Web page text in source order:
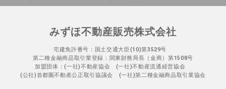
みずほ不動産販売株式会社
宅建免許番号：国土交通大臣(10)第3529号
第二種金融商品取引業登録：関東財務局長（金商）第1508号
加盟団体：(一社)不動産協会 (一社)不動産流通経営協会
(公社)首都圏不動産公正取引協議会 (一社)第二種金融商品取引業協会